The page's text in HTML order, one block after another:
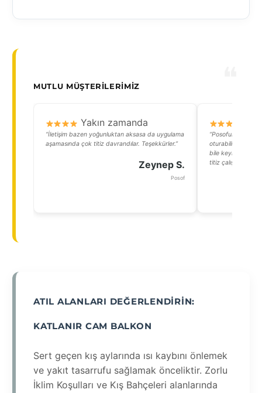
MUTLU MÜŞTERILERIMIZ
Yakın zamanda
“İletişim bazen yoğunluktan aksasa da uygulama
aşamasında çok titiz davrandılar. Teşekkürler.”
Zeynep S.
Posof
“Posofun meşhur
oturabiliyorum
bile keyif
titiz çalıştı, ellerine
ATIL ALANLARI DEĞERLENDIRIN:
KATLANIR CAM BALKON
Sert geçen kış aylarında ısı kaybını önlemek
ve yakıt tasarrufu sağlamak önceliktir. Zorlu
İklim Koşulları ve Kış Bahçeleri alanlarında